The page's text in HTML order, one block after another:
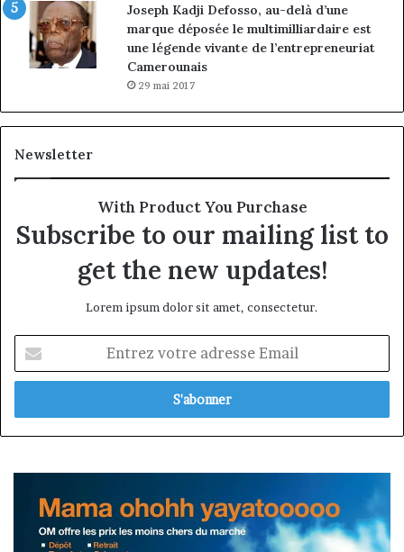
Joseph Kadji Defosso, au-delà d’une
marque déposée le multimilliardaire est
une légende vivante de l’entrepreneuriat
Camerounais
29 mai 2017
Newsletter
With Product You Purchase
Subscribe to our mailing list to
get the new updates!
Lorem ipsum dolor sit amet, consectetur.
votre
adresse